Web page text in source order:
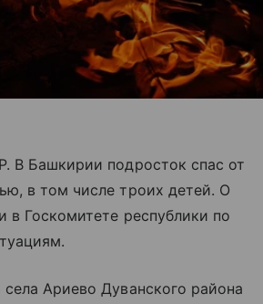
В Башкирии подросток спас от
в том числе троих детей. О
в Госкомитете республики по
Ариево Дуванского района